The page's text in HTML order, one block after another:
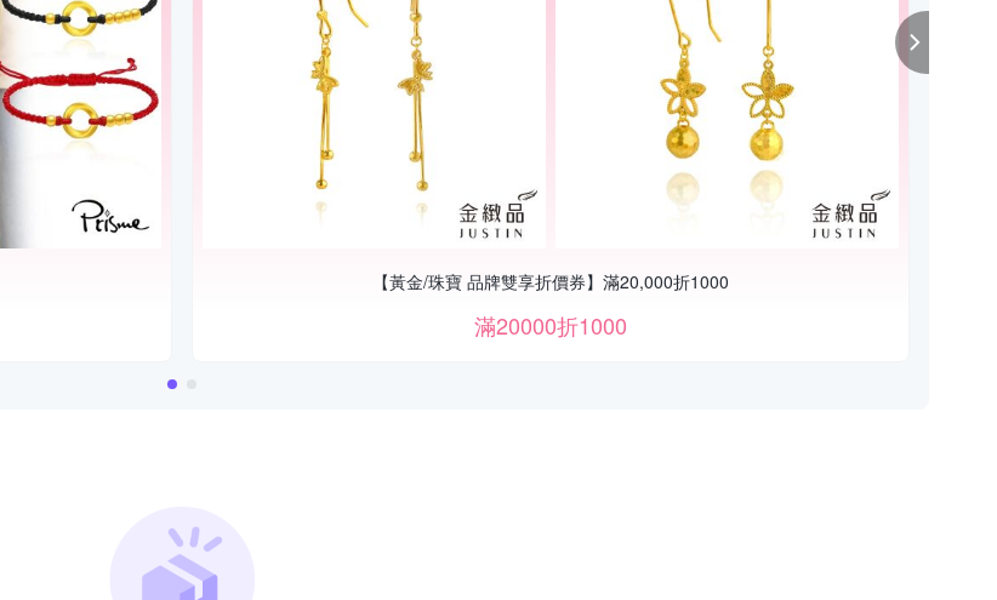
【黃金/珠寶 品牌雙享折價券】滿20,000折1000
滿20000折1000